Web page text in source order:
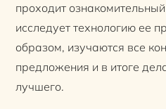
проходит
исследует технологию ее
образом, изучаются все
предложения и в итоге
лучшего.